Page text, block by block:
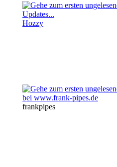
Updates...
Hozzy
bei www.frank-pipes.de
frankpipes